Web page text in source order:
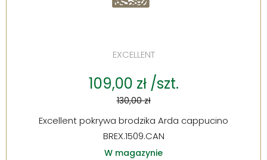
EXCELLENT
109,00 zł /szt.
130,00 zł
Excellent pokrywa brodzika Arda cappucino
BREX.1509.CAN
W magazynie